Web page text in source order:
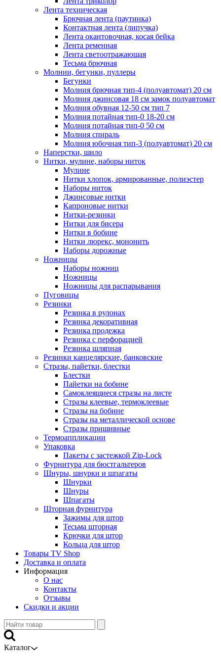
Лента техническая
Брючная лента (паутинка)
Контактная лента (липучка)
Лента окантовочная, косая бейка
Лента ременная
Лента светоотражающая
Тесьма брючная
Молнии, бегунки, пуллеры
Бегунки
Молния брючная тип-4 (полуавтомат) 20 см
Молния джинсовая 18 см замок полуавтомат
Молния обувная 12-50 см тип 7
Молния потайная тип-0 18-20 см
Молния потайная тип-0 50 см
Молния спираль
Молния юбочная тип-3 (полуавтомат) 20 см
Наперстки, шило
Нитки, мулине, наборы ниток
Мулине
Нитки хлопок, армированные, полиэстер
Наборы ниток
Джинсовые нитки
Капроновые нитки
Нитки-резинки
Нитки для бисера
Нитки в бобине
Нитки люрекс, мононить
Наборы дорожные
Ножницы
Наборы ножниц
Ножницы
Ножницы для распарывания
Пуговицы
Резинки
Резинка в рулонах
Резинка декоративная
Резинка продежка
Резинка с перфорацией
Резинка шляпная
Резинки канцелярские, банковские
Стразы, пайетки, блестки
Блестки
Пайетки на бобине
Самоклеящиеся стразы на листе
Стразы клеевые, термоклеевые
Стразы на бобине
Стразы на металлической основе
Стразы пришивные
Термоаппликации
Упаковка
Пакеты с застежкой Zip-Lock
Фурнитура для бюстгальтеров
Шнуры, шнурки и шпагаты
Шнурки
Шнуры
Шпагаты
Шторная фурнитура
Зажимы для штор
Тесьма шторная
Крючки для штор
Кольца для штор
Товары TV Shop
Доставка и оплата
Информация
О нас
Контакты
Отзывы
Скидки и акции
Каталог